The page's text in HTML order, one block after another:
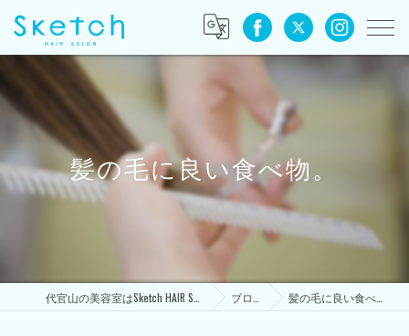
髪の毛に良い食べ物。
ブログ 髪の毛に良い食べ物。